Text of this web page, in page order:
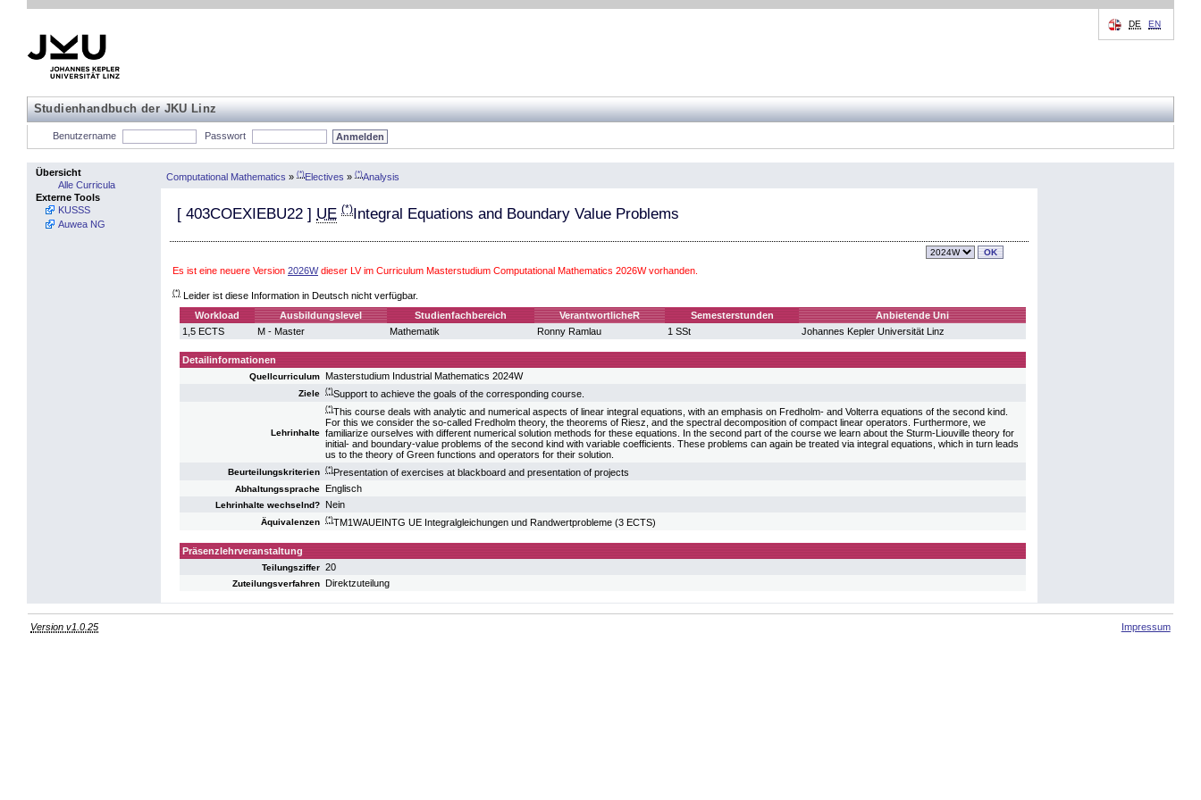
Studienhandbuch der JKU Linz
DE EN
Benutzername Passwort
Übersicht
Alle Curricula
Externe Tools
KUSSS
Auwea NG
Computational Mathematics » (*)Electives » (*)Analysis
[ 403COEXIEBU22 ] UE (*)Integral Equations and Boundary Value Problems
Es ist eine neuere Version 2026Wdieser LV im Curriculum Masterstudium Computational Mathematics 2026W vorhanden.
(*) Leider ist diese Information in Deutsch nicht verfügbar.
Workload
Ausbildungslevel Studienfachbereich VerantwortlicheR Semesterstunden
Anbietende Uni
1,5 ECTS
M - Master Mathematik Ronny Ramlau 1 SSt Johannes Kepler Universität Linz
Detailinformationen
Quellcurriculum Masterstudium Industrial Mathematics 2024W
Ziele (*)Support to achieve the goals of the corresponding course.
Lehrinhalte
(*)This course deals with analytic and numerical aspects of linear integral equations, with an emphasis on Fredholm- and Volterra equations of the second kind.
For this we consider the so-called Fredholm theory, the theorems of Riesz, and the spectral decomposition of compact linear operators. Furthermore, we
familiarize ourselves with different numerical solution methods for these equations. In the second part of the course we learn about the Sturm-Liouville theory for
initial- and boundary-value problems of the second kind with variable coefficients. These problems can again be treated via integral equations, which in turn leads
us to the theory of Green functions and operators for their solution.
Beurteilungskriterien (*)Presentation of exercises at blackboard and presentation of projects
Abhaltungssprache Englisch
Lehrinhalte wechselnd? Nein
Äquivalenzen (*)TM1WAUEINTG UE Integralgleichungen und Randwertprobleme (3 ECTS)
Präsenzlehrveranstaltung
Teilungsziffer 20
Zuteilungsverfahren Direktzuteilung
Version v1.0.25 Impressum